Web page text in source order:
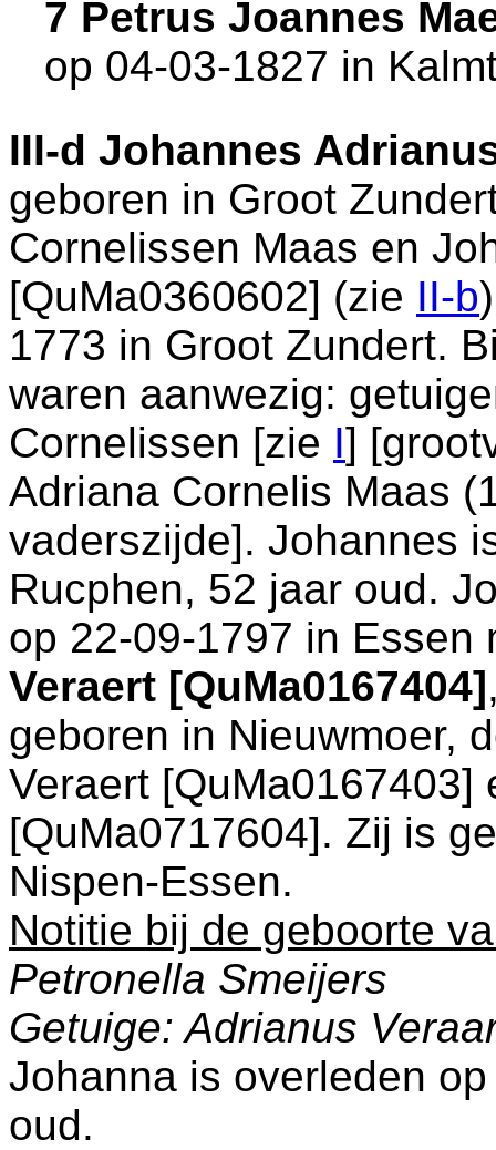
7 Petrus Joannes
op 04-03-1827 in
III-d Johannes
geboren in Groot
Cornelissen Maas en
[QuMa0360602] (zie II-b
1773 in Groot Zundert.
waren aanwezig:
Cornelissen [zie I]
Adriana Cornelis Maas
vaderszijde]. Johannes
Rucphen, 52 jaar oud.
op 22-09-1797 in Essen
Veraert [QuMa0167404]
geboren in Nieuwmoer,
Veraert [QuMa0167403]
[QuMa0717604]. Zij is
Nispen-Essen.
Notitie bij de geboorte
Petronella Smeijers
Getuige: Adrianus
Johanna is overleden
oud.